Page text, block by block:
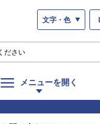
文字・色
メニューを開く